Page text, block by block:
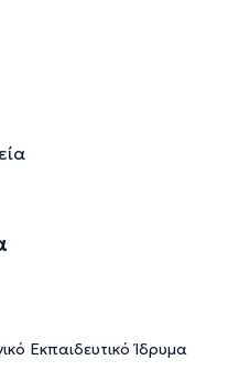
Εκπαιδευτικό Ίδρυμα